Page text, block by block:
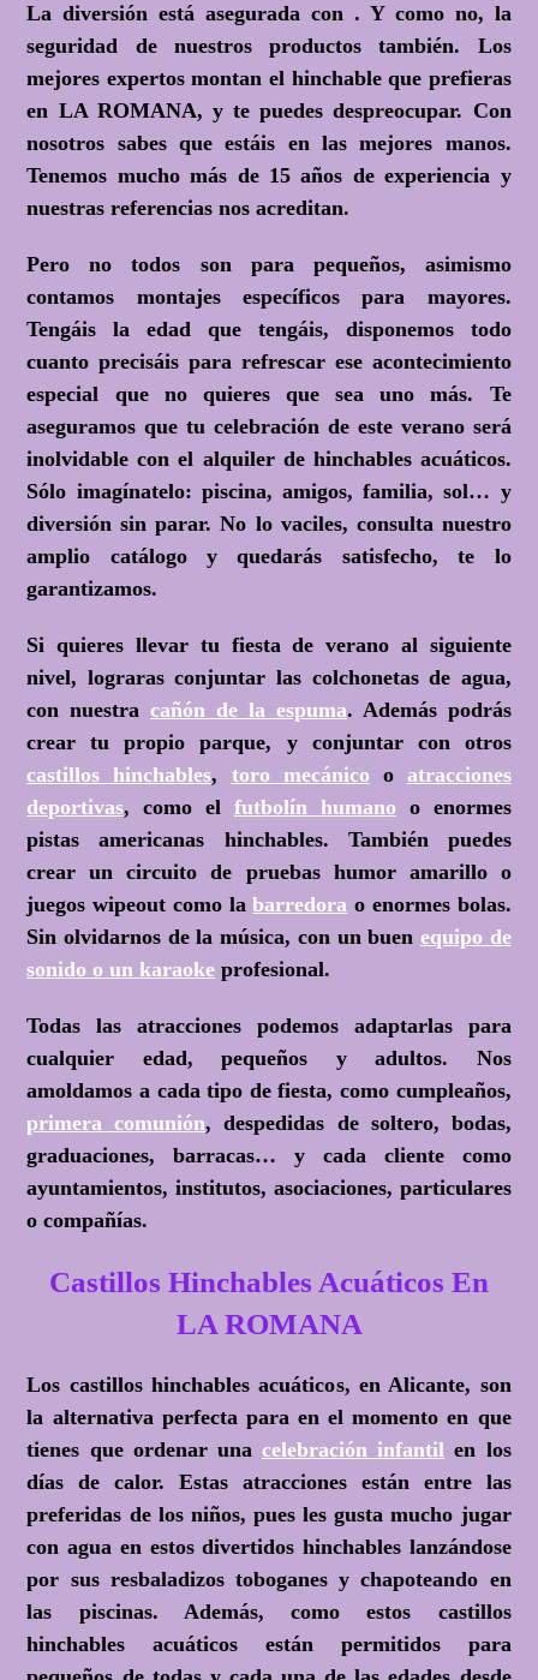
La diversión está asegurada con . Y como no, la
seguridad de nuestros productos también. Los
mejores expertos montan el hinchable que prefieras
en LA ROMANA, y te puedes despreocupar. Con
nosotros sabes que estáis en las mejores manos.
Tenemos mucho más de 15 años de experiencia y
nuestras referencias nos acreditan.
Pero no todos son para pequeños, asimismo
contamos montajes específicos para mayores.
Tengáis la edad que tengáis, disponemos todo
cuanto precisáis para refrescar ese acontecimiento
especial que no quieres que sea uno más. Te
aseguramos que tu celebración de este verano será
inolvidable con el alquiler de hinchables acuáticos.
Sólo imagínatelo: piscina, amigos, familia, sol… y
diversión sin parar. No lo vaciles, consulta nuestro
amplio catálogo y quedarás satisfecho, te lo
garantizamos.
Si quieres llevar tu fiesta de verano al siguiente
nivel, lograras conjuntar las colchonetas de agua,
con nuestracañón de la espuma. Además podrás
crear tu propio parque, y conjuntar con otros
castillos hinchables, toro mecánico o atracciones
deportivas, como el futbolín humano o enormes
pistas americanas hinchables. También puedes
crear un circuito de pruebas humor amarillo o
juegos wipeout como labarredora o enormes bolas.
Sin olvidarnos de la música, con un buen equipo de
sonido o un karaoke profesional.
Todas las atracciones podemos adaptarlas para
cualquier edad, pequeños y adultos. Nos
amoldamos a cada tipo de fiesta, como cumpleaños,
primera comunión, despedidas de soltero, bodas,
graduaciones, barracas… y cada cliente como
ayuntamientos, institutos, asociaciones, particulares
o compañías.
Castillos Hinchables Acuáticos En
LA ROMANA
Los castillos hinchables acuáticos, en Alicante, son
la alternativa perfecta para en el momento en que
tienes que ordenar unacelebración infantil en los
días de calor. Estas atracciones están entre las
preferidas de los niños, pues les gusta mucho jugar
con agua en estos divertidos hinchables lanzándose
por sus resbaladizos toboganes y chapoteando en
las piscinas. Además, como estos castillos
hinchables acuáticos están permitidos para